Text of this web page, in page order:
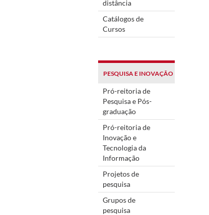
distância
Catálogos de
Cursos
PESQUISA E INOVAÇÃO
Pró-reitoria de
Pesquisa e Pós-
graduação
Pró-reitoria de
Inovação e
Tecnologia da
Informação
Projetos de
pesquisa
Grupos de
pesquisa